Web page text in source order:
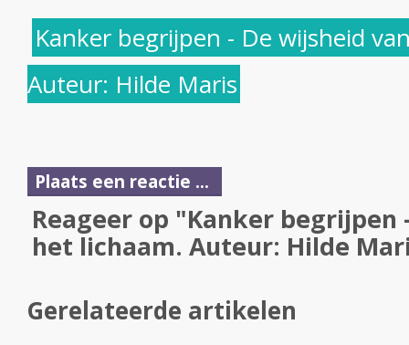
Kanker begrijpen - De wijsheid
Auteur: Hilde Maris
Plaats een reactie ...
Reageer op "Kanker begrijpen
het lichaam. Auteur: Hilde
Gerelateerde artikelen